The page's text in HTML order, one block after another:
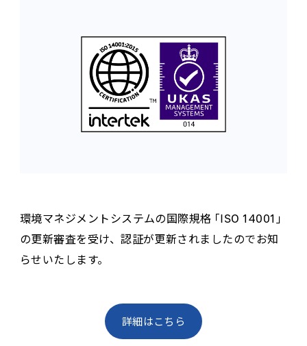
環境マネジメントシステムの国際規格「ISO 14001」
の更新審査を受け、認証が更新されましたのでお知
らせいたします。
詳細はこちら